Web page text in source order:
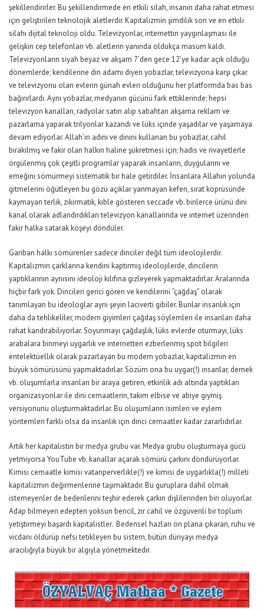
şekillendirirler. Bu şekillendirmede en etkili silah, insanın daha rahat etmesi
için geliştirilen teknolojik aletlerdir. Kapitalizmin şimdilik son ve en etkili
silahı dijital teknoloji oldu. Televizyonlar, internettin yaygınlaşması ile
gelişkin cep telefonları vb. aletlerin yanında oldukça masum kaldı.
Televizyonların siyah beyaz ve akşam 7’den gece 12’ye kadar açık olduğu
dönemlerde; kendilerine din adamı diyen yobazlar, televizyona karşı çıkar
ve televizyonu olan evlerin günah evleri olduğunu her platformda bas bas
bağırırlardı. Aynı yobazlar, medyanın gücünü fark ettiklerinde; hepsi
televizyon kanalları, radyolar satın alıp sabahtan akşama reklam ve
pazarlama yaparak trilyonlar kazandı ve lüks içinde yaşadılar ve yaşamaya
devam ediyorlar. Allah’ın adını ve dinini kullanan bu yobazlar, cahil
bırakılmış ve fakir olan halkın haline şükretmesi için; hadis ve rivayetlerle
örgülenmiş çok çeşitli programlar yaparak insanların, duygularını ve
emeğini sömürmeyi sistematik bir hale getirdiler. İnsanlara Allahın yolunda
gitmelerini öğütleyen bu gözü açıklar yanmayan kefen, sırat köprüsünde
kaymayan terlik, zikirmatik, kıble gösteren seccade vb. binlerce ürünü dini
kanal olarak adlandırdıkları televizyon kanallarında ve internet üzerinden
fakir halka satarak köşeyi döndüler.
Gariban halkı sömürenler sadece dinciler değil tüm ideolojilerdir.
Kapitalizmin çarklarına kendini kaptırmış ideolojilerde, dincilerin
yaptıklarının aynısını ideoloji kılıfına gizleyerek yapmaktadırlar. Aralarında
hiçbir fark yok. Dincileri gerici gören ve kendilerini “çağdaş” olarak
tanımlayan bu ideologlar aynı şeyin laciverti gibiler. Bunlar insanlık için
daha da tehlikeliler, modern giyimleri çağdaş söylemleri ile insanları daha
rahat kandırabiliyorlar. Soyunmayı çağdaşlık, lüks evlerde oturmayı, lüks
arabalara binmeyi uygarlık ve internetten ezberlenmiş spot bilgileri
entelektüellik olarak pazarlayan bu modern yobazlar, kapitalizmin en
büyük sömürüsünü yapmaktadırlar. Sözüm ona bu uygar(!) insanlar, dernek
vb. oluşumlarla insanları bir araya getiren, etkinlik adı altında yaptıkları
organizasyonlar ile dini cemaatlerin, takım elbise ve abiye giymiş
versiyonunu oluşturmaktadırlar. Bu oluşumların isimleri ve eylem
yöntemleri farklı olsa da insanlık için dinci cemaatler kadar zararlıdırlar.
Artık her kapitalistin bir medya grubu var. Medya grubu oluşturmaya gücü
yetmiyorsa YouTube vb. kanallar açarak sömürü çarkını döndürüyorlar.
Kimisi cemaatle kimisi vatanperverlikle(!) ve kimisi de uygarlıkla(!) milleti
kapitalizmin değirmenlerine taşımaktadır. Bu guruplara dahil olmak
istemeyenler de bedenlerini teşhir ederek çarkın dişlilerinden biri oluyorlar.
Adap bilmeyen edepten yoksun bencil, zır cahil ve özgüvenli bir toplum
yetiştirmeyi başardı kapitalistler. Bedensel hazları ön plana çıkaran, ruhu ve
vicdanı öldürüp nefsi tetikleyen bu sistem, bütün dünyayı medya
aracılığıyla büyük bir algıyla yönetmektedir.